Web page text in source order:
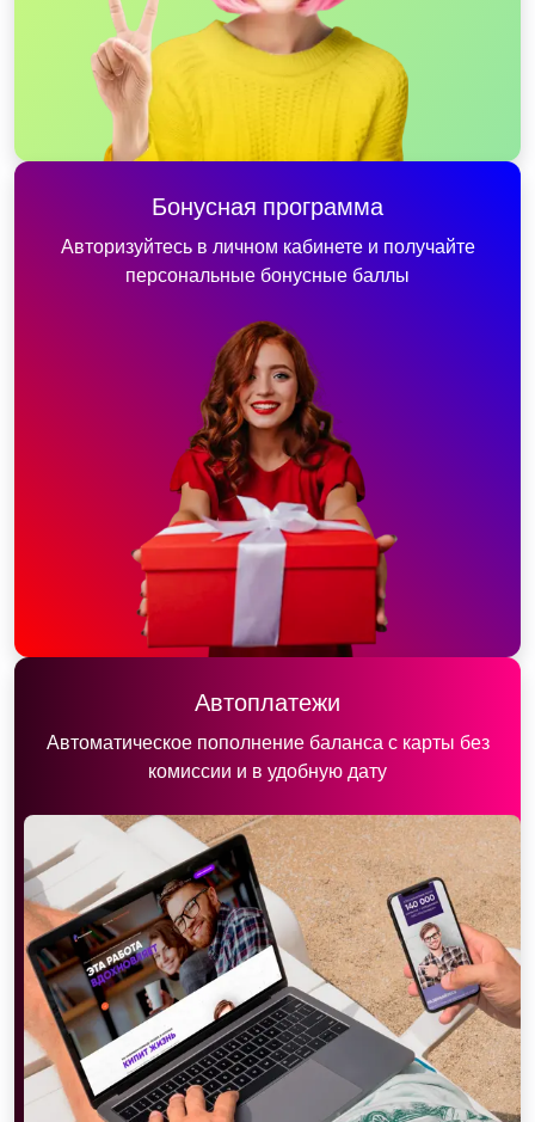
Бонусная программа
Авторизуйтесь в личном кабинете и получайте
персональные бонусные баллы
Автоплатежи
Автоматическое пополнение баланса с карты без
комиссии и в удобную дату